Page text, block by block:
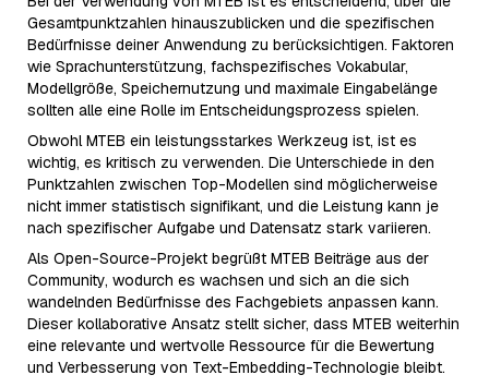
Gesamtpunktzahlen hinauszublicken und die spezifischen
Bedürfnisse deiner Anwendung zu berücksichtigen. Faktoren
wie Sprachunterstützung, fachspezifisches Vokabular,
Modellgröße, Speichernutzung und maximale Eingabelänge
sollten alle eine Rolle im Entscheidungsprozess spielen.
Obwohl MTEB ein leistungsstarkes Werkzeug ist, ist es
wichtig, es kritisch zu verwenden. Die Unterschiede in den
Punktzahlen zwischen Top-Modellen sind möglicherweise
nicht immer statistisch signifikant, und die Leistung kann je
nach spezifischer Aufgabe und Datensatz stark variieren.
Als Open-Source-Projekt begrüßt MTEB Beiträge aus der
Community, wodurch es wachsen und sich an die sich
wandelnden Bedürfnisse des Fachgebiets anpassen kann.
Dieser kollaborative Ansatz stellt sicher, dass MTEB weiterhin
eine relevante und wertvolle Ressource für die Bewertung
und Verbesserung von Text-Embedding-Technologie bleibt.